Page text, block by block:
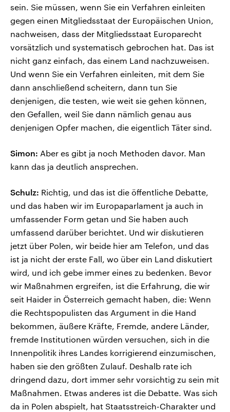
sein. Sie müssen, wenn Sie ein Verfahren einleiten
gegen einen Mitgliedsstaat der Europäischen Union,
nachweisen, dass der Mitgliedsstaat Europarecht
vorsätzlich und systematisch gebrochen hat. Das ist
nicht ganz einfach, das einem Land nachzuweisen.
Und wenn Sie ein Verfahren einleiten, mit dem Sie
dann anschließend scheitern, dann tun Sie
denjenigen, die testen, wie weit sie gehen können,
den Gefallen, weil Sie dann nämlich genau aus
denjenigen Opfer machen, die eigentlich Täter sind.
Simon: Aber es gibt ja noch Methoden davor. Man
kann das ja deutlich ansprechen.
Schulz: Richtig, und das ist die öffentliche Debatte,
und das haben wir im Europaparlament ja auch in
umfassender Form getan und Sie haben auch
umfassend darüber berichtet. Und wir diskutieren
jetzt über Polen, wir beide hier am Telefon, und das
ist ja nicht der erste Fall, wo über ein Land diskutiert
wird, und ich gebe immer eines zu bedenken. Bevor
wir Maßnahmen ergreifen, ist die Erfahrung, die wir
seit Haider in Österreich gemacht haben, die: Wenn
die Rechtspopulisten das Argument in die Hand
bekommen, äußere Kräfte, Fremde, andere Länder,
fremde Institutionen würden versuchen, sich in die
Innenpolitik ihres Landes korrigierend einzumischen,
haben sie den größten Zulauf. Deshalb rate ich
dringend dazu, dort immer sehr vorsichtig zu sein mit
Maßnahmen. Etwas anderes ist die Debatte. Was sich
da in Polen abspielt, hat Staatsstreich-Charakter und